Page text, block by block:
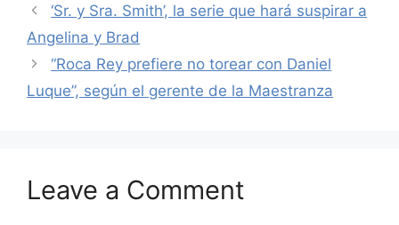
‘Sr. y Sra. Smith’, la serie que hará suspirar a
Angelina y Brad
“Roca Rey prefiere no torear con Daniel
Luque”, según el gerente de la Maestranza
Leave a Comment